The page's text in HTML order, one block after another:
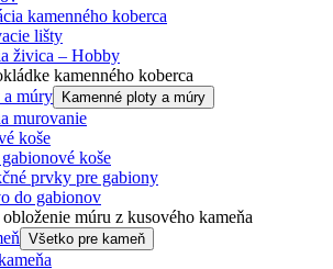
kamenného koberca
lišty
živica – Hobby
a múry Kamenné ploty a múry
murovanie
koše
koše
prvky pre gabiony
do gabionov
Všetko pre kameň